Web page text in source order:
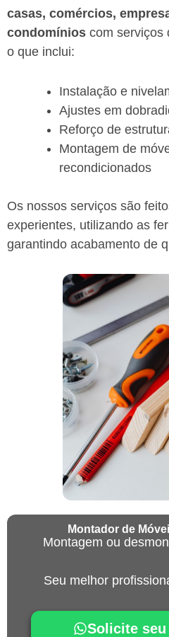
casas, comércios,
condomínios com serviços
o que inclui:
Instalação e
Ajustes em
Reforço de
Montagem de
recondicionados
Os nossos serviços são
experientes, utilizando as
garantindo acabamento de
Montador de
Montagem ou
Seu melhor
Solicite